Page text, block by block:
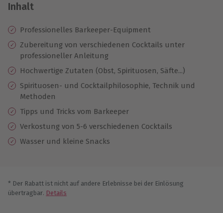
Inhalt
Professionelles Barkeeper-Equipment
Zubereitung von verschiedenen Cocktails unter
professioneller Anleitung
Hochwertige Zutaten (Obst, Spirituosen, Säfte...)
Spirituosen- und Cocktailphilosophie, Technik und
Methoden
Tipps und Tricks vom Barkeeper
Verkostung von 5-6 verschiedenen Cocktails
Wasser und kleine Snacks
* Der Rabatt ist nicht auf andere Erlebnisse bei der Einlösung
übertragbar. Details